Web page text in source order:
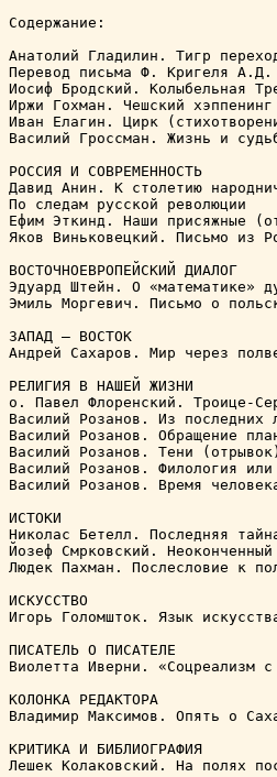
Содержание:
Анатолий Гладилин. Тигр
Перевод письма Ф. Кригеля
Иосиф Бродский. Колыбельная
Иржи Гохман. Чешский
Иван Елагин. Цирк
Василий Гроссман. Жизнь и
РОССИЯ И СОВРЕМЕННОСТЬ
Давид Анин. К столетию
По следам русской революции
Ефим Эткинд. Наши присяжные
Яков Виньковецкий. Письмо из
ВОСТОЧНОЕВРОПЕЙСКИЙ ДИАЛОГ
Эдуард Штейн. О «математике»
Эмиль Моргевич. Письмо о
ЗАПАД – ВОСТОК
Андрей Сахаров. Мир через
РЕЛИГИЯ В НАШЕЙ ЖИЗНИ
о. Павел Флоренский. Троице-
Василий Розанов. Из последних
Василий Розанов. Обращение
Василий Розанов. Тени
Василий Розанов. Филология
Василий Розанов. Время
ИСТОКИ
Николас Бетелл. Последняя
Йозеф Смрковский.
Людек Пахман. Послесловие к
ИСКУССТВО
Игорь Голомшток. Язык
ПИСАТЕЛЬ О ПИСАТЕЛЕ
Виолетта Иверни. «Соцреализм
КОЛОНКА РЕДАКТОРА
Владимир Максимов. Опять о
КРИТИКА И БИБЛИОГРАФИЯ
Лешек Колаковский. На полях